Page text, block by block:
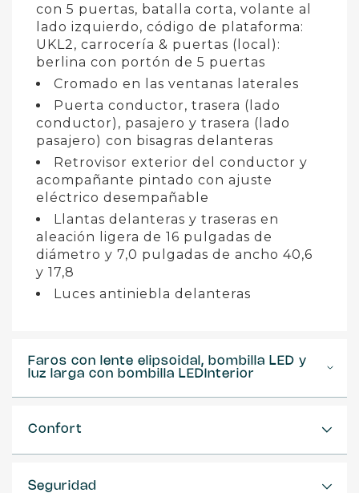
con 5 puertas, batalla corta, volante al
lado izquierdo, código de plataforma:
UKL2, carrocería & puertas (local):
berlina con portón de 5 puertas
Cromado en las ventanas laterales
Puerta conductor, trasera (lado
conductor), pasajero y trasera (lado
pasajero) con bisagras delanteras
Retrovisor exterior del conductor y
acompañante pintado con ajuste
eléctrico desempañable
Llantas delanteras y traseras en
aleación ligera de 16 pulgadas de
diámetro y 7,0 pulgadas de ancho 40,6
y 17,8
Luces antiniebla delanteras
Faros con lente elipsoidal, bombilla LED y
luz larga con bombilla LEDInterior
Confort
Seguridad